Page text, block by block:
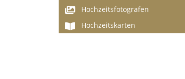
Hochzeitsfotografen
Hochzeitskarten